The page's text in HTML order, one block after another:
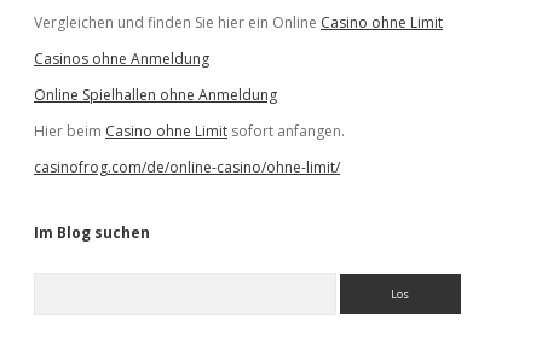
Vergleichen und finden Sie hier ein Online Casino ohne Limit
Casinos ohne Anmeldung
Online Spielhallen ohne Anmeldung
Hier beim Casino ohne Limit sofort anfangen.
casinofrog.com/de/online-casino/ohne-limit/
Im Blog suchen